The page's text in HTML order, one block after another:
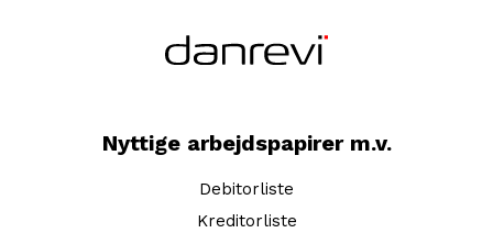
Nyttige arbejdspapirer m.v.
Debitorliste
Kreditorliste